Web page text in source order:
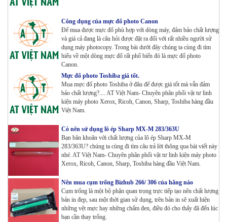
Máy photocopy Ricoh IM 7000
Tham Khảo
Máy in Laser Đơn năng G&G P2022W_in Wifi
Tham Khảo
Máy in Laser Đơn năng G&G GP4200DW in Đảo mặt ,
Wifi
Tham Khảo
Máy in Laser Đơn năng G&G GP3300DW in Đảo mặt ,
Tham Khảo
Máy in Đa chức năng G&G GM3310DW in , scan ,
Copy , Wifi , Lan
Tham Khảo
Công dụng của mực đổ photo Canon
Để mua được mực đổ phù hợp với dòng máy, đảm bảo chất lượng
và giá cả đang là câu hỏi được đặt ra đối với rất nhiều người sử
dụng máy photocopy. Trong bài dưới đây chúng ta cùng đi tìm
hiểu về một dòng mực đổ rất phổ biến đó là mực đổ photo
Canon.
Mực đổ photo Toshiba giá tốt.
Mua mực đổ photo Toshiba ở đâu để được giá tốt mà vẫn đảm
bảo chất lượng?.... AT Việt Nam- Chuyên phân phối vật tư linh
kiện máy photo Xerox, Ricoh, Canon, Sharp, Toshiba hàng đầu
Việt Nam.
Có nên sử dụng lô ép Sharp MX-M 283/363U
Bạn băn khoăn với chất lượng của lô ép Sharp MX-M
283/363U? chúng ta cùng đi tìm câu trả lời thông qua bài viết này
nhé. AT Việt Nam- Chuyên phân phối vật tư linh kiện máy photo
Xerox, Ricoh, Canon, Sharp, Toshiba hàng đầu Việt Nam.
Nên mua cụm trống Bizhub 266/ 306 của hãng nào
Cụm trống là một bộ phận quan trọng trực tiếp tạo nên chất lượng
bản in đẹp, sau một thời gian sử dụng, trên bản in sẽ xuất hiện
những vệt mực hay những chấm đen, điều đó cho thấy đã đến lúc
bạn cần thay trống.